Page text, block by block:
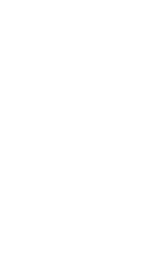
auf einem Endgerät
von Werbeanzeigen